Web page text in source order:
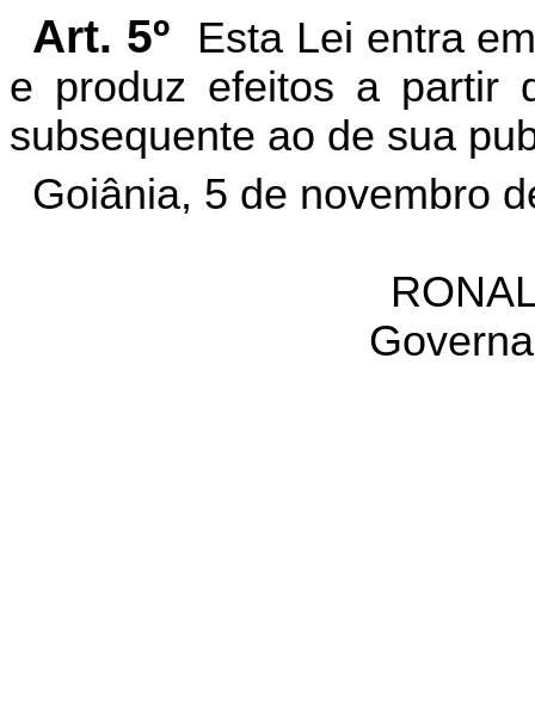
Art. 5º
Esta Lei entra
e produz efeitos a partir
subsequente ao de sua
Goiânia, 5 de novembro